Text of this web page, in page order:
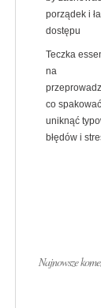
porządek i
dostępu
Teczka
na
co
uniknąć
błędów i
Najnowsze